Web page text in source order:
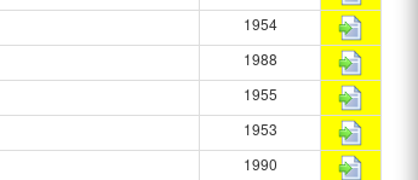
1954
1988
1955
1953
1990